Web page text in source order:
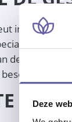
Deze
in Lelystad
deze